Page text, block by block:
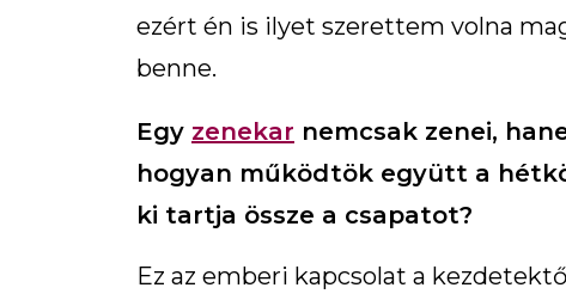
ezért én is ilyet szerettem volna
benne.
Egy zenekar nemcsak zenei,
hogyan működtök együtt a
ki tartja össze a csapatot?
Ez az emberi kapcsolat a